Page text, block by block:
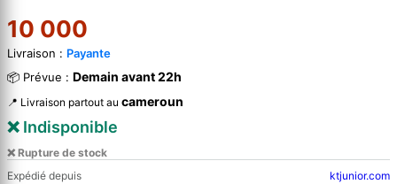
10 000
Livraison : Payante
📦 Prévue : Demain avant 22h
📍 Livraison partout au cameroun
❌ Indisponible
❌ Rupture de stock
Expédié depuis
ktjunior.com